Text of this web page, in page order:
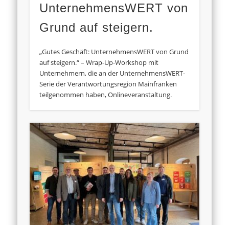
UnternehmensWERT von
Grund auf steigern.
„Gutes Geschäft: UnternehmensWERT von Grund
auf steigern.“ – Wrap-Up-Workshop mit
Unternehmern, die an der UnternehmensWERT-
Serie der Verantwortungsregion Mainfranken
teilgenommen haben, Onlineveranstaltung.